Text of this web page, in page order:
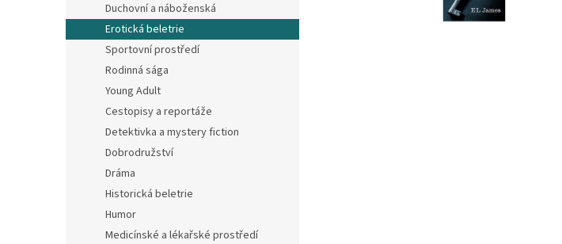
l
Duchovní a náboženská
Erotická beletrie
Sportovní prostředí
Rodinná sága
Young Adult
Cestopisy a reportáže
Detektivka a mystery fiction
Dobrodružství
Dráma
Historická beletrie
Humor
Medicínské a lékařské prostředí